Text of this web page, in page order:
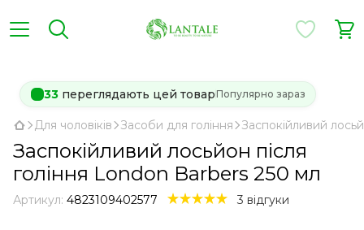
34 переглядають цей товарПопулярно зараз
Для чоловіків Засоби для гоління Заспокійливий
Заспокійливий лосьйон після
гоління London Barbers 250 мл
Артикул: 4823109402577 3 відгуки